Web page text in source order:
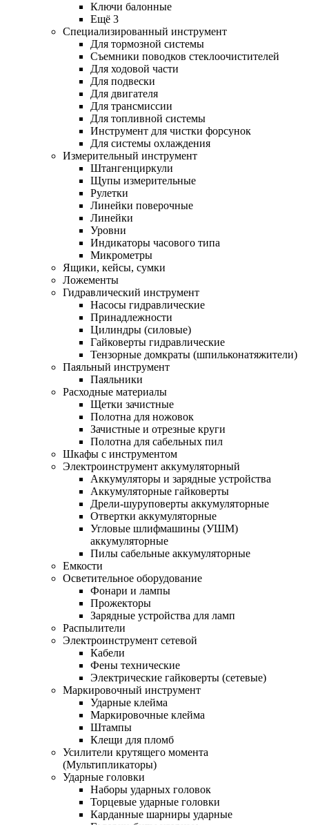
Ключи балонные
Ещё 3
Специализированный инструмент
Для тормозной системы
Съемники поводков стеклоочистителей
Для ходовой части
Для подвески
Для двигателя
Для трансмиссии
Для топливной системы
Инструмент для чистки форсунок
Для системы охлаждения
Измерительный инструмент
Штангенциркули
Щупы измерительные
Рулетки
Линейки поверочные
Линейки
Уровни
Индикаторы часового типа
Микрометры
Ящики, кейсы, сумки
Ложементы
Гидравлический инструмент
Насосы гидравлические
Принадлежности
Цилиндры (силовые)
Гайковерты гидравлические
Тензорные домкраты (шпильконатяжители)
Паяльный инструмент
Паяльники
Расходные материалы
Щетки зачистные
Полотна для ножовок
Зачистные и отрезные круги
Полотна для сабельных пил
Шкафы с инструментом
Электроинструмент аккумуляторный
Аккумуляторы и зарядные устройства
Аккумуляторные гайковерты
Дрели-шуруповерты аккумуляторные
Отвертки аккумуляторные
Угловые шлифмашины (УШМ)
аккумуляторные
Пилы сабельные аккумуляторные
Емкости
Осветительное оборудование
Фонари и лампы
Прожекторы
Зарядные устройства для ламп
Распылители
Электроинструмент сетевой
Кабели
Фены технические
Электрические гайковерты (сетевые)
Маркировочный инструмент
Ударные клейма
Маркировочные клейма
Штампы
Клещи для пломб
Усилители крутящего момента
(Мультипликаторы)
Ударные головки
Наборы ударных головок
Торцевые ударные головки
Карданные шарниры ударные